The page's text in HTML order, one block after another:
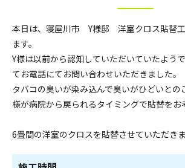
本日は、寝屋川市 Y様邸 洋室クロス貼替
ます。
Y様は以前から認知していただいていたよう
てお電話にてお問い合わせいただきました。
タバコの臭いが染み込んで臭いがひどいとの
様が病院から戻られるタイミングで貼替を
6畳間の洋室のクロスを貼替させていただきま